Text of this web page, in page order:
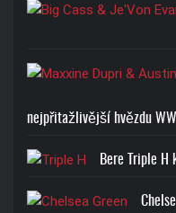
nejpřitažlivější hvězdu
Bere Triple